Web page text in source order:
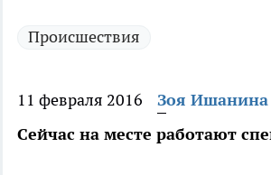
Происшествия
11 февраля 2016
Зоя Ишанина
Сейчас на месте работают